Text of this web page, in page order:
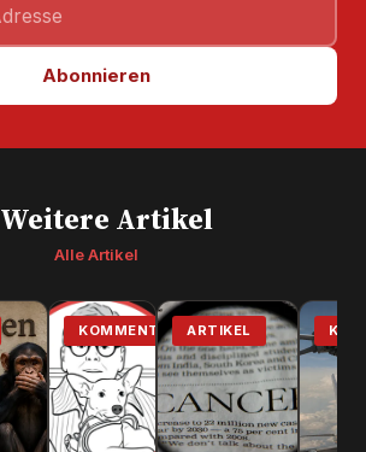
Abonnieren
Weitere Artikel
Alle Artikel
KOMMENTAR ARTIKEL